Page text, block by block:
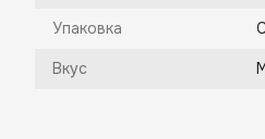
Упаковка
Вкус